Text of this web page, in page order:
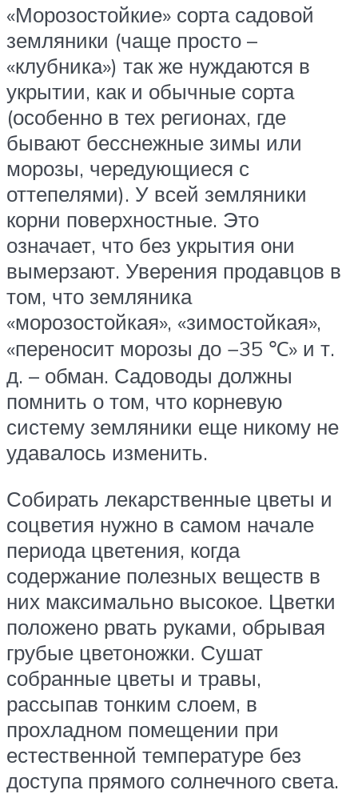
«Морозостойкие» сорта садовой
земляники (чаще просто –
«клубника») так же нуждаются в
укрытии, как и обычные сорта
(особенно в тех регионах, где
бывают бесснежные зимы или
морозы, чередующиеся с
оттепелями). У всей земляники
корни поверхностные. Это
означает, что без укрытия они
вымерзают. Уверения продавцов в
том, что земляника
«морозостойкая», «зимостойкая»,
«переносит морозы до −35 ℃» и т.
д. – обман. Садоводы должны
помнить о том, что корневую
систему земляники еще никому не
удавалось изменить.
Собирать лекарственные цветы и
соцветия нужно в самом начале
периода цветения, когда
содержание полезных веществ в
них максимально высокое. Цветки
положено рвать руками, обрывая
грубые цветоножки. Сушат
собранные цветы и травы,
рассыпав тонким слоем, в
прохладном помещении при
естественной температуре без
доступа прямого солнечного света.